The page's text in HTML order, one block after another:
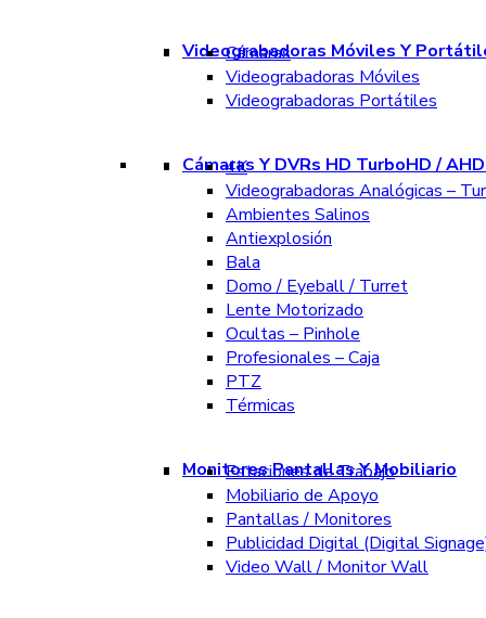
Videograbadoras Móviles Y
Cámaras
Videograbadoras Móviles
Videograbadoras Portátiles
Cámaras Y DVRs HD TurboHD /
4K
Videograbadoras Analógicas –
Ambientes Salinos
Antiexplosión
Bala
Domo / Eyeball / Turret
Lente Motorizado
Ocultas – Pinhole
Profesionales – Caja
PTZ
Térmicas
Monitores Pantallas Y Mobiliario
Estaciones de Trabajo
Mobiliario de Apoyo
Pantallas / Monitores
Publicidad Digital (Digital
Video Wall / Monitor Wall